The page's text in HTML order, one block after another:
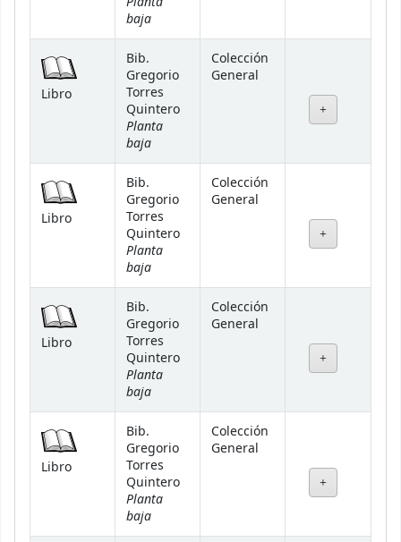
baja
Libro
Bib.
Gregorio
Torres
Quintero
Planta
baja
Colección
General
Libro
Bib.
Gregorio
Torres
Quintero
Planta
baja
Colección
General
Libro
Bib.
Gregorio
Torres
Quintero
Planta
baja
Colección
General
Libro
Bib.
Gregorio
Torres
Quintero
Planta
baja
Colección
General